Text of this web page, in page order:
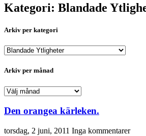
Kategori: Blandade
Arkiv per kategori
Arkiv
kategori
Arkiv per månad
Arkiv
månad
Den orangea kärleken.
torsdag, 2 juni, 2011 Inga kommentarer